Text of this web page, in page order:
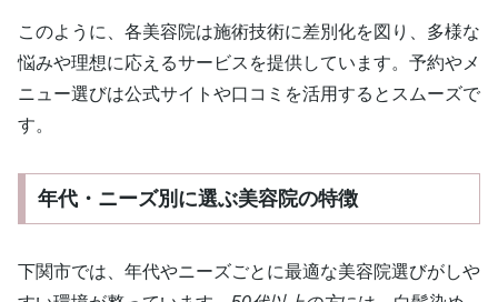
このように、各美容院は施術技術に差別化を図り、多様な
悩みや理想に応えるサービスを提供しています。予約やメ
ニュー選びは公式サイトや口コミを活用するとスムーズで
す。
年代・ニーズ別に選ぶ美容院の特徴
下関市では、年代やニーズごとに最適な美容院選びがしや